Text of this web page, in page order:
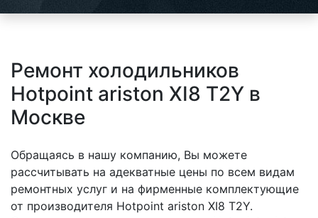
Ремонт холодильников
Hotpoint ariston XI8 T2Y в
Москве
Обращаясь в нашу компанию, Вы можете
рассчитывать на адекватные цены по всем видам
ремонтных услуг и на фирменные комплектующие
от производителя Hotpoint ariston XI8 T2Y.